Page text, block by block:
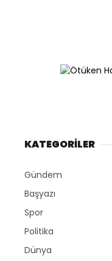
KATEGORİLER
Gündem
Başyazı
Spor
Politika
Dünya